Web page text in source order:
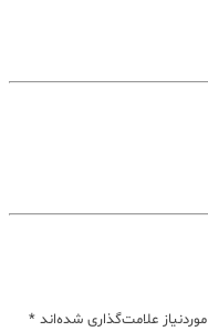
علامت‌گذاری شده‌اند *